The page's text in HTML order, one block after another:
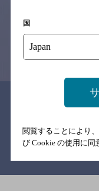
国
閲覧することにより、
び Cookie の使用に同